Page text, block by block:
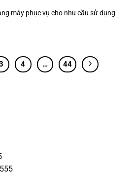
máy phục vụ cho nhu cầu sử dụng
4 … 44